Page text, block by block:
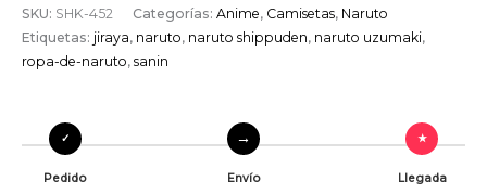
SKU: SHK-452 Categorías: Anime, Camisetas, Naruto
Etiquetas: jiraya, naruto, naruto shippuden, naruto uzumaki,
ropa-de-naruto, sanin
Pedido Envío Llegada